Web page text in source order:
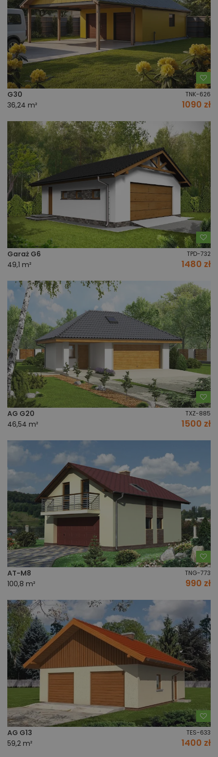
G30 TNK-626
36,24 m² 1090 zł
Garaż G6 TPD-732
49,1 m² 1480 zł
AG G20 TXZ-885
46,54 m² 1500 zł
AT-M8 TNG-773
100,8 m² 990 zł
AG G13 TES-633
59,2 m² 1400 zł